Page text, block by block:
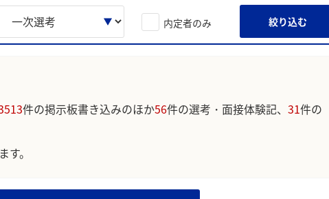
内定者のみ 絞り込む
件の掲示板書き込みのほか56件の選考・面接体験記、 31件の
す。